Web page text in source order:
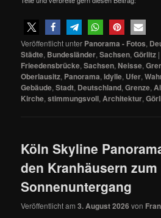
Veröffentlicht unter Panorama - Fotos,
Städte, Bundesländer,Sachsen,Görlitz
Frieedensbrücke,Sachsen, Neisse,
Oberlausitz, Panorama,Idylle, Ufer,
Gebäude,Stadt, Deutschland,Grenze,
Kirche,stimmungsvoll, Architektur,
Köln Skyline
den Kranhäusern zum
Sonnenuntergang
Veröffentlicht am3. August 2026 von